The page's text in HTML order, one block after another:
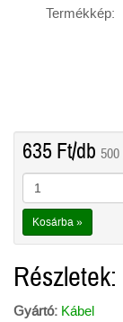
Termékkép:
635Ft/db 500
Kosárba »
Részletek:
Gyártó: Kábel